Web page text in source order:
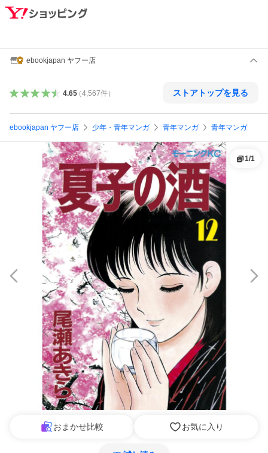
ebookjapan ヤフー店
4.65（4,567件） ストアトップを見る
ebookjapan ヤフー店 少年・青年マンガ 青年マンガ 青年マンガ
1/1
おまかせ比較 お気に入り